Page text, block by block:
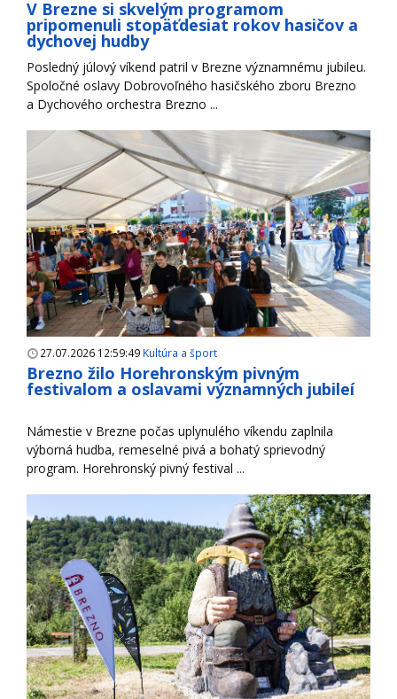
V Brezne si skvelým programom
pripomenuli stopäťdesiat rokov hasičov a
dychovej hudby
Posledný júlový víkend patril v Brezne významnému jubileu.
Spoločné oslavy Dobrovoľného hasičského zboru Brezno
a Dychového orchestra Brezno ...
27.07.2026 12:59:49 Kultúra a šport
Brezno žilo Horehronským pivným
festivalom a oslavami významných jubileí
Námestie v Brezne počas uplynulého víkendu zaplnila
výborná hudba, remeselné pivá a bohatý sprievodný
program. Horehronský pivný festival ...